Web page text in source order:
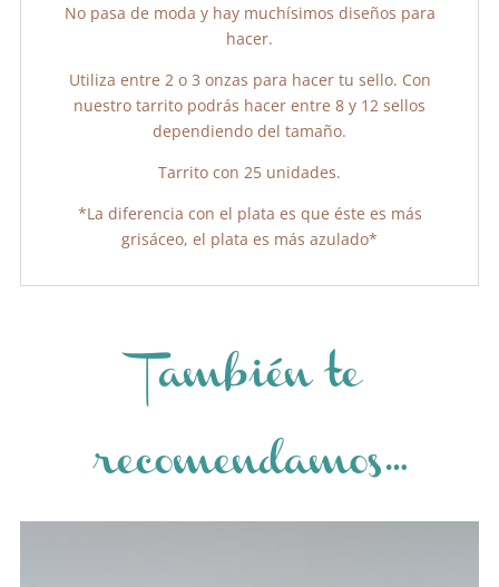
No pasa de moda y hay muchísimos diseños para
hacer.
Utiliza entre 2 o 3 onzas para hacer tu sello. Con
nuestro tarrito podrás hacer entre 8 y 12 sellos
dependiendo del tamaño.
Tarrito con 25 unidades.
*La diferencia con el plata es que éste es más
grisáceo, el plata es más azulado*
También te
recomendamos…